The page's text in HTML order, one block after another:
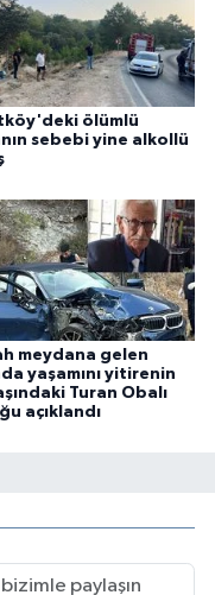
ölümlü
sebebi yine alkollü
meydana gelen
yaşamını yitirenin
Turan Obalı
açıklandı